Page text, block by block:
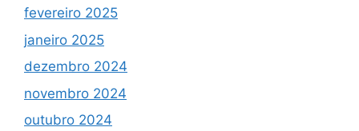
fevereiro 2025
janeiro 2025
dezembro 2024
novembro 2024
outubro 2024